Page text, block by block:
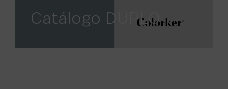
Catálogo DUPLO